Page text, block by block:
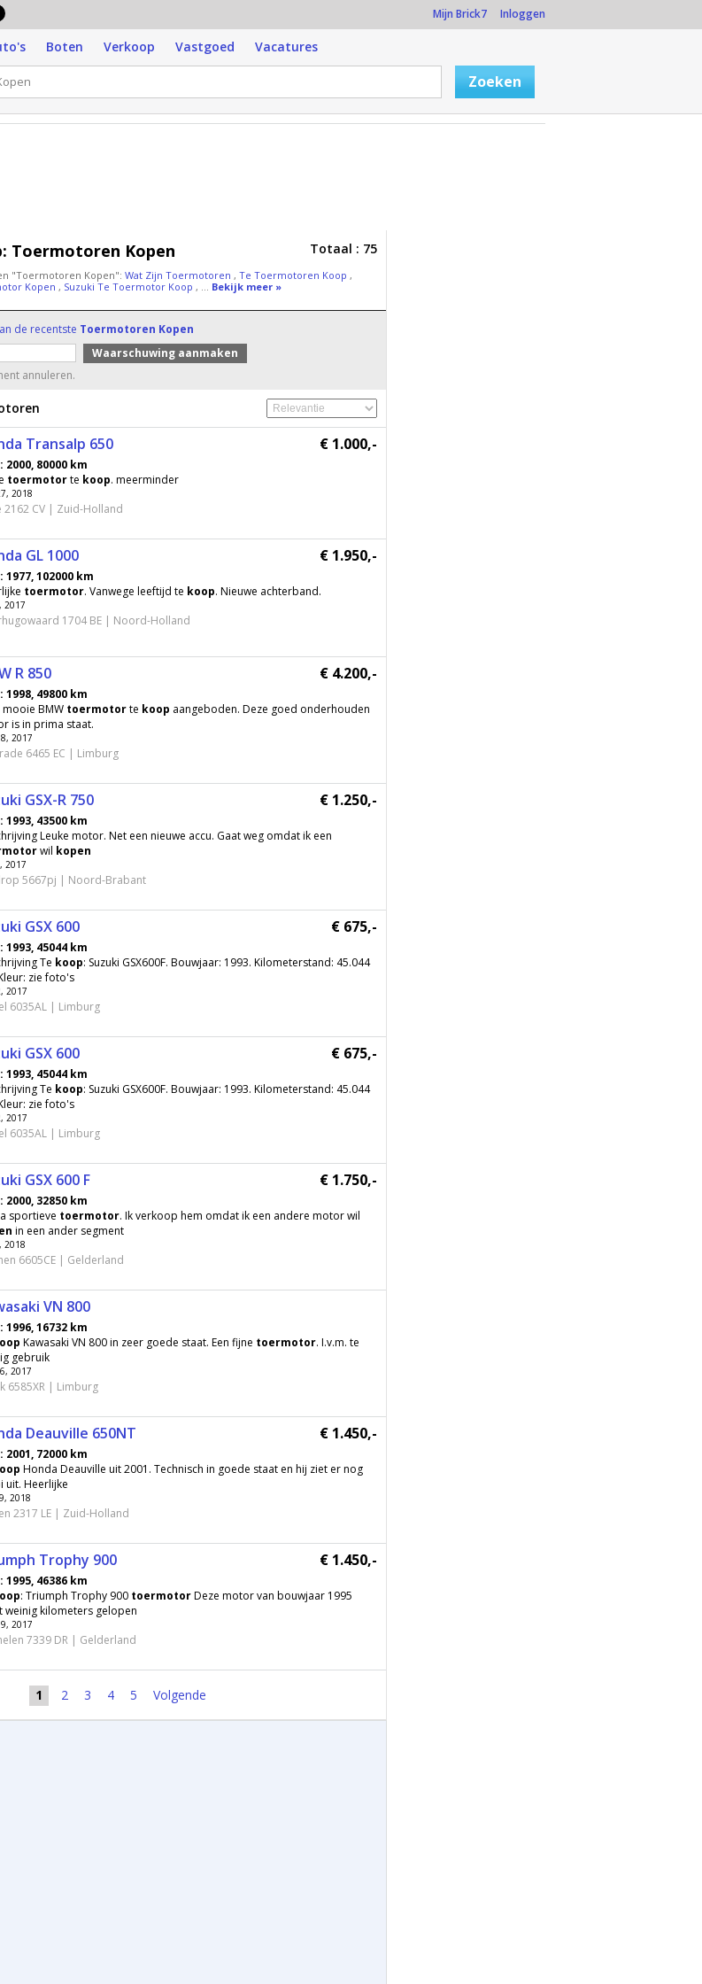
Mijn Brick7 Inloggen
Boten Verkoop Vastgoed Vacatures
Toermotoren Kopen Totaal : 75
"Toermotoren Kopen": Wat Zijn Toermotoren , Te Toermotoren Koop ,
Kopen , Suzuki Te Toermotor Koop , ... Bekijk meer »
de recentste Toermotoren Kopen
annuleren.
Transalp 650 € 1.000,-
2000, 80000 km
toermotorte koop. meerminder
2018
2162 CV | Zuid-Holland
GL 1000 € 1.950,-
1977, 102000 km
toermotor. Vanwege leeftijd te koop. Nieuwe achterband.
2017
1704 BE | Noord-Holland
R 850 € 4.200,-
1998, 49800 km
mooie BMW toermotorte koop aangeboden. Deze goed onderhouden
is in prima staat.
2017
6465 EC | Limburg
GSX-R 750 € 1.250,-
1993, 43500 km
Leuke motor. Net een nieuwe accu. Gaat weg omdat ik een
wil kopen
2017
5667pj | Noord-Brabant
GSX 600 € 675,-
1993, 45044 km
Te koop: Suzuki GSX600F. Bouwjaar: 1993. Kilometerstand: 45.044
zie foto's
2017
6035AL | Limburg
GSX 600 € 675,-
1993, 45044 km
Te koop: Suzuki GSX600F. Bouwjaar: 1993. Kilometerstand: 45.044
zie foto's
2017
6035AL | Limburg
GSX 600 F € 1.750,-
2000, 32850 km
sportieve toermotor. Ik verkoop hem omdat ik een andere motor wil
in een ander segment
2018
6605CE | Gelderland
VN 800
1996, 16732 km
Kawasaki VN 800 in zeer goede staat. Een fijne toermotor. I.v.m. te
gebruik
2017
6585XR | Limburg
Deauville 650NT € 1.450,-
2001, 72000 km
Honda Deauville uit 2001. Technisch in goede staat en hij ziet er nog
uit. Heerlijke
2018
2317 LE | Zuid-Holland
Trophy 900 € 1.450,-
1995, 46386 km
: Triumph Trophy 900 toermotorDeze motor van bouwjaar 1995
weinig kilometers gelopen
2017
7339 DR | Gelderland
1 2 3 4 5 Volgende